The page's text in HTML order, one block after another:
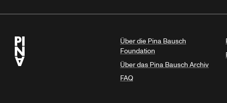
Über die Pina Bausch
Foundation
Über das Pina Bausch Archiv
FAQ